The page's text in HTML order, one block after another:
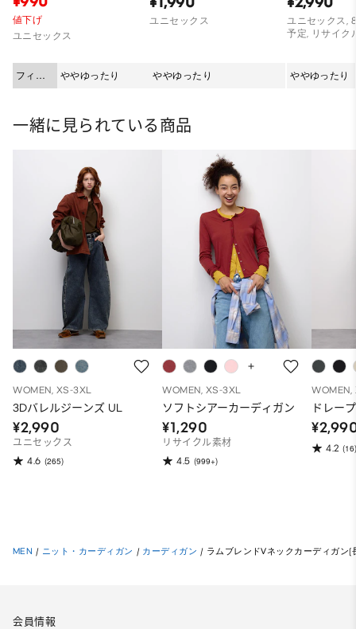
値下げ
ユニセックス
フィッ
ト
ややゆったり
ユニセックス
ややゆったり
ユニセックス,
予定, リサイク
ややゆったり
一緒に見られている商品
WOMEN, XS-3XL
3Dバレルジーンズ UL
¥2,990
ユニセックス
4.6 (265)
WOMEN, XS-3XL
ソフトシアーカーディガン
¥1,290
リサイクル素材
4.5 (999+)
WOMEN,
ドレー
4.2 (16)
MEN / ニット・カーディガン / カーディガン / ラムブレンドVネックカーディガン(
会員情報